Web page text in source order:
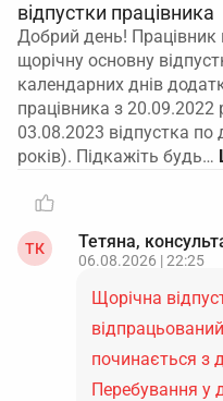
відпустки працівника
Добрий день! Працівник
щорічну основну
календарних днів
працівника з
03.08.2023 відпустка
років). Підкажіть будь…
ТК Тетяна,
06.08.2026 | 22:25
Щорічна
починається з
Перебування у